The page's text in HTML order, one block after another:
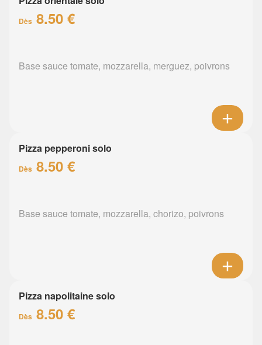
Dès 8.50 €
Base sauce tomate, mozzarella, merguez, poivrons
Pizza pepperoni solo
Dès 8.50 €
Base sauce tomate, mozzarella, chorizo, poivrons
Pizza napolitaine solo
Dès 8.50 €